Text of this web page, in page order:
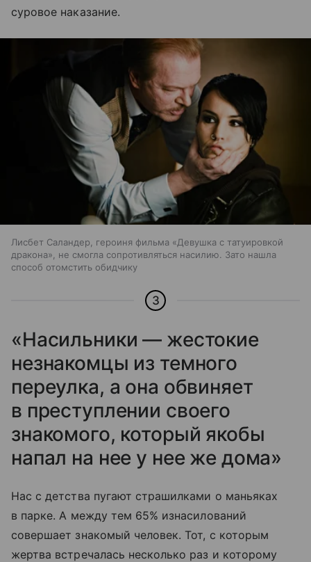
суровое наказание.
Лисбет Саландер, героиня фильма «Девушка с татуировкой
дракона», не смогла сопротивляться насилию. Зато нашла
способ отомстить обидчику
3
«Насильники — жестокие
незнакомцы из темного
переулка, а она обвиняет
в преступлении своего
знакомого, который якобы
напал на нее у нее же дома»
Нас с детства пугают страшилками о маньяках
в парке. А между тем 65% изнасилований
совершает знакомый человек. Тот, с которым
жертва встречалась несколько раз и которому